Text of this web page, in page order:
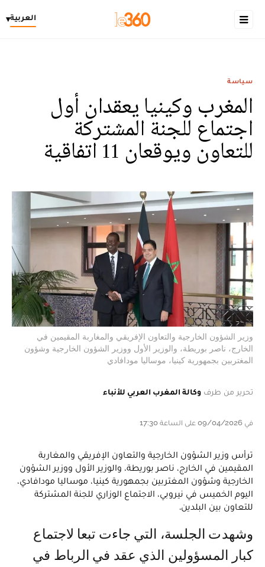
العربية▾
سياسة
المغرب وكينيا يعقدان أول
اجتماع للجنة المشتركة
للتعاون ويوقعان 11 اتفاقية
وزير الشؤون الخارجية والتعاون الإفريقي والمغاربة المقيمين في
الخارج، ناصر بوريطة، والوزير الأول ووزير الشؤون الخارجية وشؤون
المغتربين بجمهورية كينيا، موساليا مودافادي
تحرير من طرف وكالة المغرب العربي للأنباء
في 09/04/2026 على الساعة 17:30
ترأس وزير الشؤون الخارجية والتعاون الإفريقي والمغاربة
المقيمين في الخارج، ناصر بوريطة، والوزير الأول ووزير الشؤون
الخارجية وشؤون المغتربين بجمهورية كينيا، موساليا مودافادي،
اليوم الخميس في نيروبي، الاجتماع الوزاري للجنة المشتركة
للتعاون بين البلدين.
وشهدت الجلسة، التي جاءت تبعا لاجتماع
كبار المسؤولين الذي عقد في الرباط في